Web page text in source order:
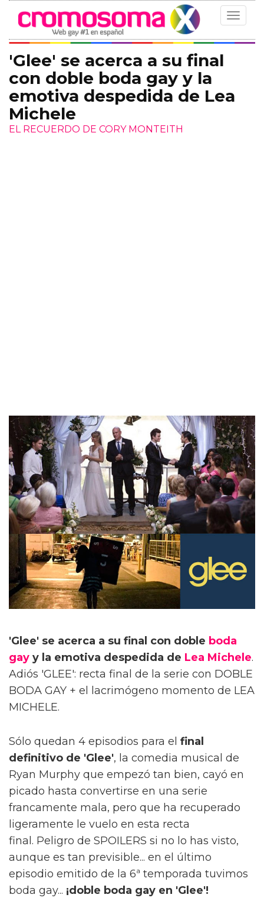
Toggle
'Glee' se acerca a su final
con doble boda gay y la
emotiva despedida de Lea
Michele
EL RECUERDO DE CORY MONTEITH
'Glee' se acerca a su final con doble boda
gay y la emotiva despedida de Lea Michele.
Adiós 'GLEE': recta final de la serie con DOBLE
BODA GAY + el lacrimógeno momento de LEA
MICHELE.
Sólo quedan 4 episodios para el final
definitivo de 'Glee', la comedia musical de
Ryan Murphy que empezó tan bien, cayó en
picado hasta convertirse en una serie
francamente mala, pero que ha recuperado
ligeramente le vuelo en esta recta
final. Peligro de SPOILERS si no lo has visto,
aunque es tan previsible... en el último
episodio emitido de la 6ª temporada tuvimos
boda gay... ¡doble boda gay en 'Glee'!